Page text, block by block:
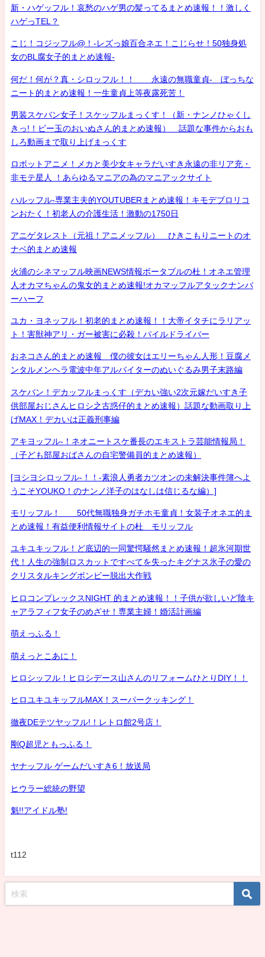
新・ハゲッフル！哀愁のハゲ男の髪ってるまとめ速報！！激しく
ハゲっTEL？
こじ！コジッフル@！-レズっ娘百合ネエ！こじらせ！50独身処
女のBL腐女子的まとめ速報-
何だ！何が？真・シロッフル！！ 永遠の無職童貞- ぼっちな
ニート的まとめ速報！一生童貞上等夜露死苦！
男装スケバン女子！スケッフルまっくす！（新・ナンノひゃくし
きっ!！ビー玉のおいぬさん的まとめ速報） 話題な事件からおも
しろ動画まで取り上げまっくす
ロボットアニメ！メカと美少女キャラだいすき永遠の非リア充・
非モテ星人 ！あらゆるマニアの為のマニアックサイト
ハルッフル-専業主夫的YOUTUBERまとめ速報！キモデブロリコ
ンおたく！初老人の介護生活！激動の1750日
アニゲタレスト（元祖！アニメッフル） ひきこもりニートのオ
ナベ的まとめ速報
火浦のシネマッフル映画NEWS情報ポータブルの杜！オネエ管理
人オカマちゃんの鬼女的まとめ速報!オカマッフルアタックナンバ
ーハーフ
ユカ・ヨネッフル！初老的まとめ速報！！大帝イタチにラリアッ
ト！害獣神アリ・ガー被害に必殺！パイルドライバー
おネコさん的まとめ速報 僕の彼女はエリーちゃん人形！豆腐メ
ンタルメンヘラ電波中年アルバイターのぬいぐるみ男子末路編
スケバン！デカッフルまっくす（デカい強い2次元嫁だいすき子
供部屋おじさんヒロシ之古惑仔的まとめ速報）話題な動画取り上
げMAX！デカいは正義刑事編
アキヨッフル-！ネオニートスケ番長のエキストラ芸能情報局！
（子ども部屋おばさんの自宅警備員的まとめ速報）
[ヨシヨシロッフル-！！-素浪人勇者カツオンの未解決事件簿へよ
うこそYOUKO！のナンノ洋子のはなしは信じるな編）]
モリッフル！ 50代無職独身ガチホモ童貞！女装子オネエ的ま
とめ速報！有益便利情報サイトの杜 モリッフル
ユキユキッフル！ど底辺的一同驚愕騒然まとめ速報！超氷河期世
代！人生の強制ロスカットですべてを失ったキグナス氷子の愛の
クリスタルキングボンビー脱出大作戦
ヒロコンプレックスNIGHT 的まとめ速報！！子供が欲しいど陰キ
ャアラフィフ女子のめざせ！専業主婦！婚活計画編
萌えっふる！
萌えっとこあに！
ヒロシッフル！ヒロシデース山さんのリフォームひとりDIY！！
ヒロユキユキッフルMAX！スーパークッキング！
徹夜DEテツヤッフル!！レトロ館2号店！
剛Q超児ともっふる！
ヤナッフル ゲームだいすき6！放送局
ヒウラー総統の野望
魁!!アイドル塾!
t112